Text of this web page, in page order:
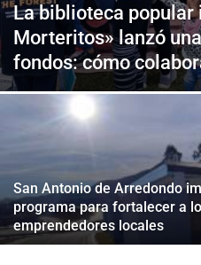
La biblioteca popular
Morteritos» lanzó
fondos: cómo
San Antonio de Arredondo
programa para fortalecer a
emprendedores locales